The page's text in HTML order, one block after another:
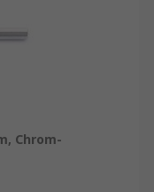
Chrom-